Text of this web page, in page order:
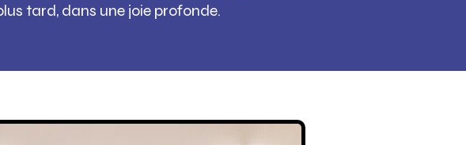
tard, dans une joie profonde.